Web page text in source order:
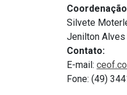
Silvete
Jenilton
Contato:
E-mail:
Fone: (49)